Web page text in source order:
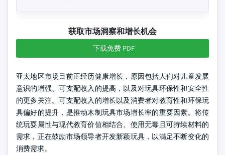
获取市场洞察和增长机会
下载免费 PDF
亚太地区市场目前正经历健康增长，原因包括人们对儿童发展
意识的增强、可支配收入的提高，以及对玩具环保性和安全性
的更多关注。可支配收入的增长以及消费者对教育性和环保玩
具偏好的提升，是推动木制玩具市场增长率的重要因素。将传
统玩耍属性与现代教育价值相结合、使用无毒且可持续材料的
需求，正在鼓励市场领导者开发新颖玩具，以满足不断变化的
消费需求。